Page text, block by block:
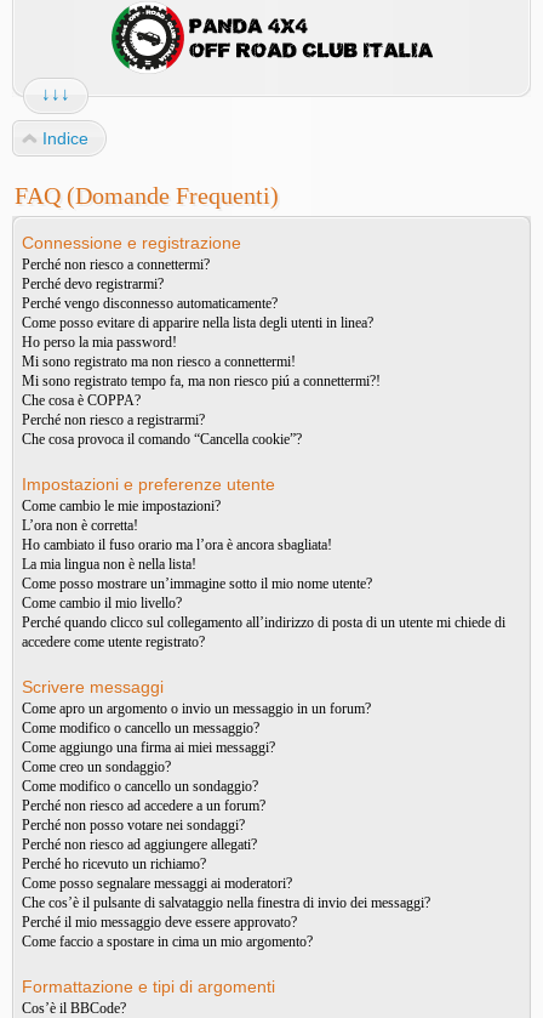
↓↓↓
Indice
FAQ (Domande Frequenti)
Connessione e registrazione
Perché non riesco a connettermi?
Perché devo registrarmi?
Perché vengo disconnesso automaticamente?
Come posso evitare di apparire nella lista degli utenti in linea?
Ho perso la mia password!
Mi sono registrato ma non riesco a connettermi!
Mi sono registrato tempo fa, ma non riesco piú a connettermi?!
Che cosa è COPPA?
Perché non riesco a registrarmi?
Che cosa provoca il comando “Cancella cookie”?
Impostazioni e preferenze utente
Come cambio le mie impostazioni?
L’ora non è corretta!
Ho cambiato il fuso orario ma l’ora è ancora sbagliata!
La mia lingua non è nella lista!
Come posso mostrare un’immagine sotto il mio nome utente?
Come cambio il mio livello?
Perché quando clicco sul collegamento all’indirizzo di posta di un utente mi chiede di
accedere come utente registrato?
Scrivere messaggi
Come apro un argomento o invio un messaggio in un forum?
Come modifico o cancello un messaggio?
Come aggiungo una firma ai miei messaggi?
Come creo un sondaggio?
Come modifico o cancello un sondaggio?
Perché non riesco ad accedere a un forum?
Perché non posso votare nei sondaggi?
Perché non riesco ad aggiungere allegati?
Perché ho ricevuto un richiamo?
Come posso segnalare messaggi ai moderatori?
Che cos’è il pulsante di salvataggio nella finestra di invio dei messaggi?
Perché il mio messaggio deve essere approvato?
Come faccio a spostare in cima un mio argomento?
Formattazione e tipi di argomenti
Cos’è il BBCode?